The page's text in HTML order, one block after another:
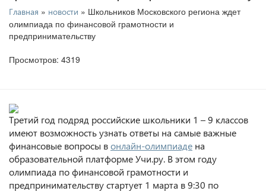
Главная » новости » Школьников Московского региона ждет
олимпиада по финансовой грамотности и
предпринимательству
Просмотров: 4319
Третий год подряд российские школьники 1 – 9 классов
имеют возможность узнать ответы на самые важные
финансовые вопросы вонлайн-олимпиаде на
образовательной платформе Учи.ру. В этом году
олимпиада по финансовой грамотности и
предпринимательству стартует 1 марта в 9:30 по